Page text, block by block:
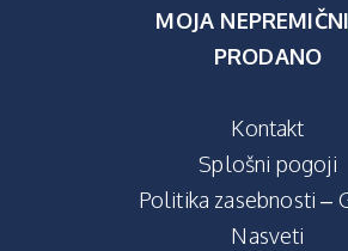
MOJA
PRODANO
Kontakt
Splošni pogoji
Politika zasebnosti –
Nasveti